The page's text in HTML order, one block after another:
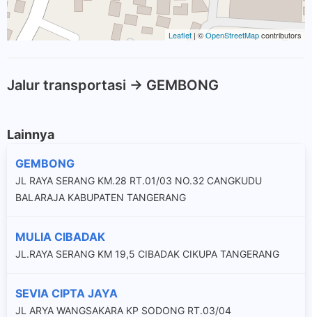
Leaflet | ©OpenStreetMapcontributors
Jalur transportasi -> GEMBONG
Lainnya
GEMBONG
JL RAYA SERANG KM.28 RT.01/03 NO.32 CANGKUDU
BALARAJA KABUPATEN TANGERANG
MULIA CIBADAK
JL.RAYA SERANG KM 19,5 CIBADAK CIKUPA TANGERANG
SEVIA CIPTA JAYA
JL ARYA WANGSAKARA KP SODONG RT.03/04